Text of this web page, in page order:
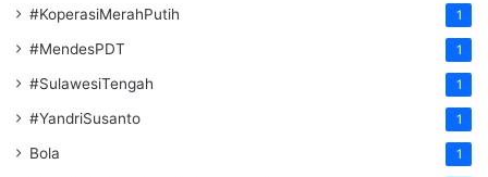
#KoperasiMerahPutih 1
#MendesPDT 1
#SulawesiTengah 1
#YandriSusanto 1
Bola 1